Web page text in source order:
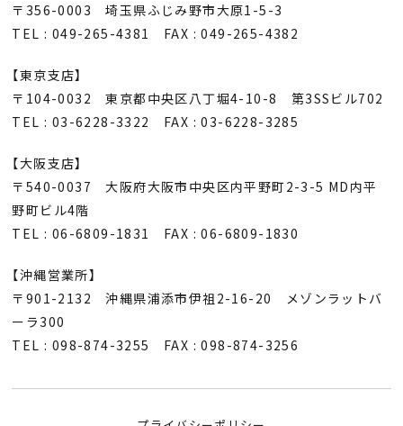
〒356-0003 埼玉県ふじみ野市大原1-5-3
TEL : 049-265-4381 FAX : 049-265-4382
【東京支店】
〒104-0032 東京都中央区八丁堀4-10-8 第3SSビル702
TEL : 03-6228-3322 FAX : 03-6228-3285
【大阪支店】
〒540-0037 大阪府大阪市中央区内平野町2-3-5 MD内平
野町ビル4階
TEL : 06-6809-1831 FAX : 06-6809-1830
【沖縄営業所】
〒901-2132 沖縄県浦添市伊祖2-16-20 メゾンラットバ
ーラ300
TEL : 098-874-3255 FAX : 098-874-3256